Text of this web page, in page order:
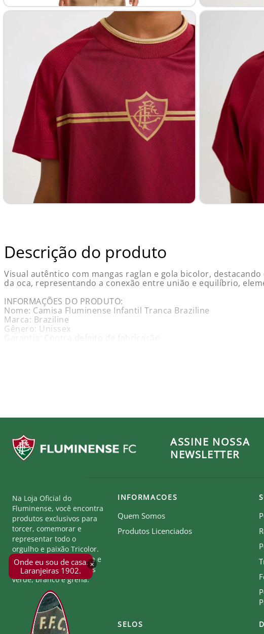
×
Onde eu sou de casa.
Laranjeiras 1902.
Descrição do produto
Visual autêntico com mangas raglan e gola bicolor,
da oca, representando a conexão entre união e equilíbrio,
INFORMAÇÕES DO PRODUTO:
Nome: Camisa Fluminense Infantil Tranca Braziline
Marca: Braziline
Gênero: Unissex
Ao comprar um produto oficial você fortalece seu clube que
ASSINE NOSSA
NEWSLETTER
Na Loja Oficial do
Fluminense, você encontra
produtos exclusivos para
torcer, comemorar e
representar todo o
orgulho e paixão Tricolor.
Seja parte desta história e
mostre a força das cores
verde, branco e grená.
INFORMACOES
Quem Somos
Produtos Licenciados
SELOS